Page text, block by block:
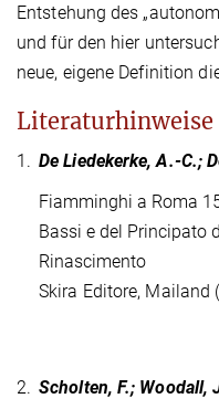
Entstehung des
und für den hier
neue, eigene Definition
Literaturhinweise
1. De Liedekerke, A.-C.;
Fiamminghi a Roma
Bassi e del Principato
Rinascimento
Skira Editore, Mailand
2. Scholten, F.; Woodall,